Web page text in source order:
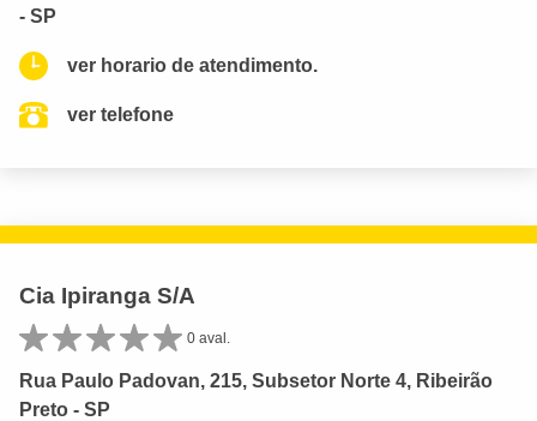
- SP
ver horario de atendimento.
ver telefone
Cia Ipiranga S/A
0 aval.
Rua Paulo Padovan, 215, Subsetor Norte 4, Ribeirão
Preto - SP